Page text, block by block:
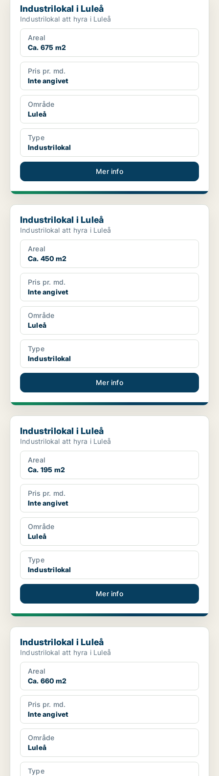
Industrilokal i Luleå
Industrilokal att hyra i Luleå
Areal
Ca. 675 m2
Pris pr. md.
Inte angivet
Område
Luleå
Type
Industrilokal
Mer info
Industrilokal i Luleå
Industrilokal i Luleå
Industrilokal att hyra i Luleå
Areal
Ca. 450 m2
Pris pr. md.
Inte angivet
Område
Luleå
Type
Industrilokal
Mer info
Industrilokal i Luleå
Industrilokal i Luleå
Industrilokal att hyra i Luleå
Areal
Ca. 195 m2
Pris pr. md.
Inte angivet
Område
Luleå
Type
Industrilokal
Mer info
Industrilokal i Luleå
Industrilokal i Luleå
Industrilokal att hyra i Luleå
Areal
Ca. 660 m2
Pris pr. md.
Inte angivet
Område
Luleå
Type